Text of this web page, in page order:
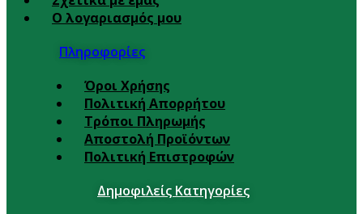
Ο λογαριασμός μου
Πληροφορίες
Όροι Χρήσης
Πολιτική Απορρήτου
Τρόποι Πληρωμής
Αποστολή Προϊόντων
Πολιτική Επιστροφών
Δημοφιλείς Κατηγορίες